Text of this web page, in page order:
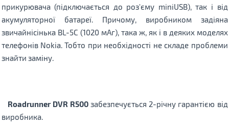
прикурювача (підключається до роз'єму miniUSB), так і від
акумуляторної батареї. Причому, виробником задіяна
звичайнісінька BL-5C (1020 мАг), така ж, як і в деяких моделях
телефонів Nokia.Тобто при необхідності не складе проблеми
знайти заміну.
Roadrunner DVR R500 забезпечується 2-річну гарантією від
виробника.